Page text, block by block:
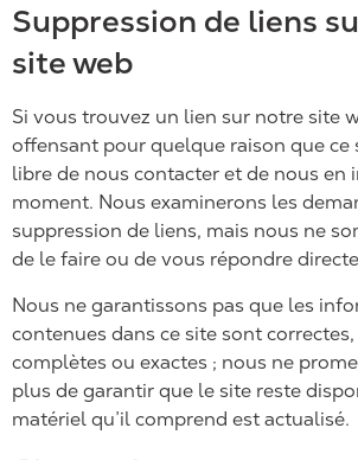
Suppression de liens
site web
Si vous trouvez un lien sur notre site
offensant pour quelque raison que ce
libre de nous contacter et de nous en
moment. Nous examinerons les
suppression de liens, mais nous ne
de le faire ou de vous répondre
Nous ne garantissons pas que les
contenues dans ce site sont
complètes ou exactes ; nous ne
plus de garantir que le site reste
matériel qu’il comprend est actualisé.